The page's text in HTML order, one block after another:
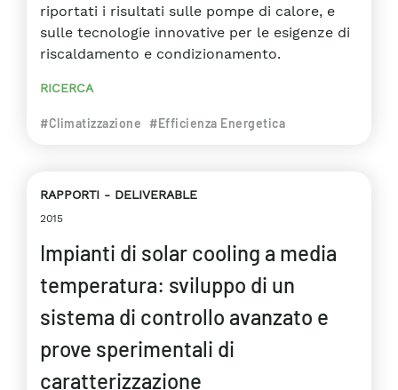
riportati i risultati sulle pompe di calore, e
sulle tecnologie innovative per le esigenze di
riscaldamento e condizionamento.
RICERCA
#Climatizzazione #Efficienza Energetica
RAPPORTI DELIVERABLE
2015
Impianti di solar cooling a media
temperatura: sviluppo di un
sistema di controllo avanzato e
prove sperimentali di
caratterizzazione